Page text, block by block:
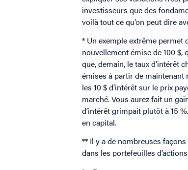
investisseurs que des
voilà tout ce qu’on peut dire
* Un exemple extrême permet
nouvellement émise de 100 $,
que, demain, le taux d’intérêt
émises à partir de maintenant
les 10 $ d’intérêt sur le prix
marché. Vous aurez fait un
d’intérêt grimpait plutôt à 15
en capital.
** Il y a de nombreuses
dans les portefeuilles